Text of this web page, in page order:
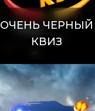
ОЧЕНЬ ЧЕРНЫЙ
КВИЗ